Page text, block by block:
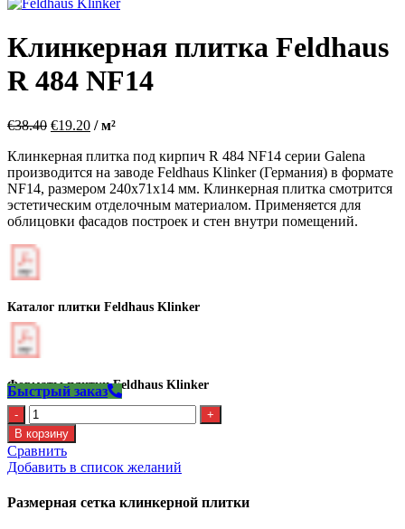
Клинкерная плитка Feldhaus
R 484 NF14
€38.40 €19.20 / м²
Клинкерная плитка под кирпич R 484 NF14 серии Galena
производится на заводе Feldhaus Klinker (Германия) в формате
NF14, размером 240х71х14 мм. Клинкерная плитка смотрится
эстетическим отделочным материалом. Применяется для
облицовки фасадов построек и стен внутри помещений.
Каталог плитки Feldhaus Klinker
Форматы плитки Feldhaus Klinker
Быстрый заказ
Количество
Клинкерная
плитка
Feldhaus
R
NF14
В корзину
Сравнить
Добавить в список желаний
Размерная сетка клинкерной плитки